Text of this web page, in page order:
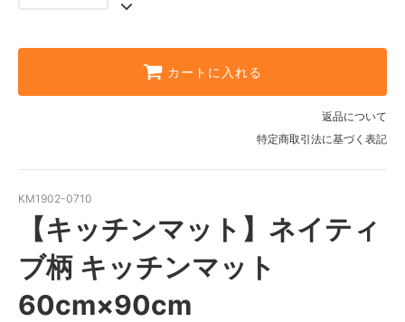
カートに入れる
返品について
特定商取引法に基づく表記
KM1902-0710
【キッチンマット】ネイティ
ブ柄 キッチンマット
60cm×90cm